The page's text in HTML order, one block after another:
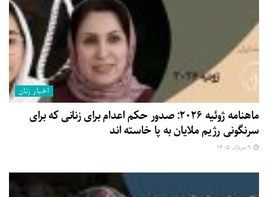
اخبار زنان
ماهنامه ژوئیه ۲۰۲۶: صدور حکم اعدام برای زنانی که برای
سرنگونی رژیم ملایان به پا خاسته اند